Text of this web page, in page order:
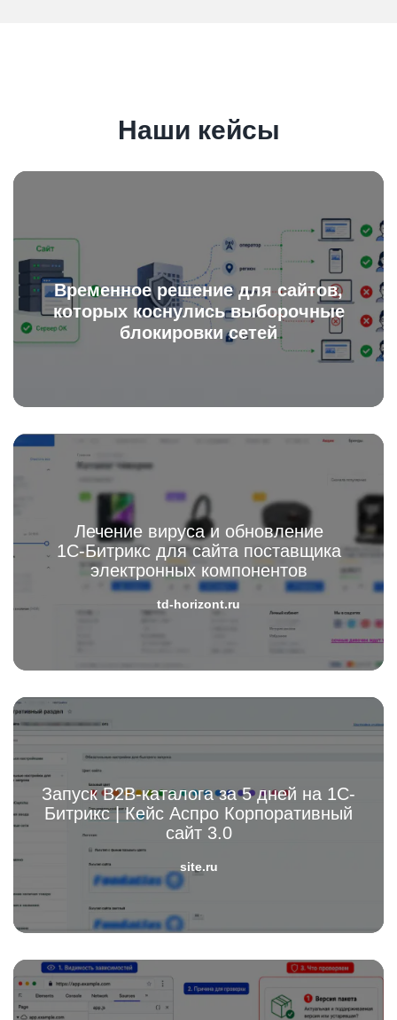
Наши кейсы
Временное решение для сайтов,
которых коснулись выборочные
блокировки сетей
Лечение вируса и обновление
1С‑Битрикс для сайта поставщика
электронных компонентов
td-horizont.ru
Запуск B2B-каталога за 5 дней на 1С-
Битрикс | Кейс Аспро Корпоративный
сайт 3.0
site.ru